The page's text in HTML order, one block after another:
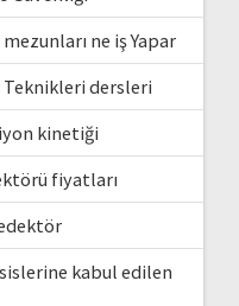
mezunları ne iş Yapar
Teknikleri dersleri
kinetiği
fiyatları
kabul edilen